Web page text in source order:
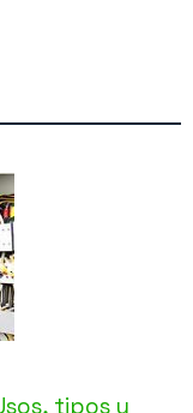
tipos y